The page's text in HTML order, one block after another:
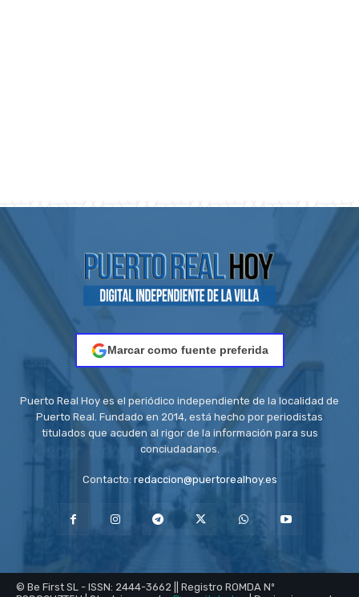
Marcar como fuente preferida
Puerto Real Hoy es el periódico independiente de la localidad de
Puerto Real. Fundado en 2014, está hecho por periodistas
titulados que acuden al rigor de la información para sus
conciudadanos.
Contacto: redaccion@puertorealhoy.es
© Be First SL - ISSN: 2444-3662 || Registro ROMDA Nº